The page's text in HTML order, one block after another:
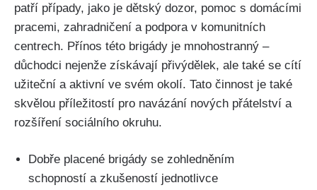
patří případy, jako je dětský dozor, pomoc s domácími
pracemi, zahradničení a podpora v komunitních
centrech. Přínos této brigády je mnohostranný –
důchodci nejenže získávají přivýdělek, ale také se cítí
užiteční a aktivní ve svém okolí. Tato činnost je také
skvělou příležitostí pro navázání nových přátelství a
rozšíření sociálního okruhu.
Dobře placené brigády se zohledněním
schopností a zkušeností jednotlivce